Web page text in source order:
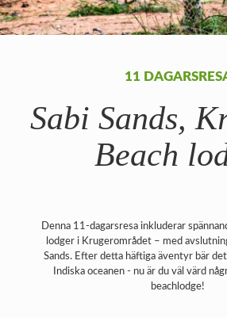
11
Sabi Sands,
Beach
Denna 11-dagarsresa inkluderar
lodger i Krugerområdet – med
Sands. Efter detta häftiga äventyr bär
Indiska oceanen - nu är du väl värd
beachlodge!